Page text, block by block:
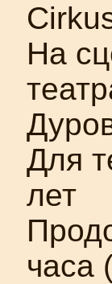
На
Для
лет
часа